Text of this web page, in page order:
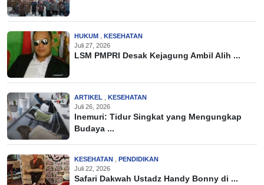
HUKUM
KESEHATAN
Juli 27, 2026
LSM PMPRI Desak Kejagung Ambil Alih ...
ARTIKEL
KESEHATAN
Juli 26, 2026
Inemuri: Tidur Singkat yang Mengungkap
Budaya ...
KESEHATAN
PENDIDIKAN
Juli 22, 2026
Safari Dakwah Ustadz Handy Bonny di ...